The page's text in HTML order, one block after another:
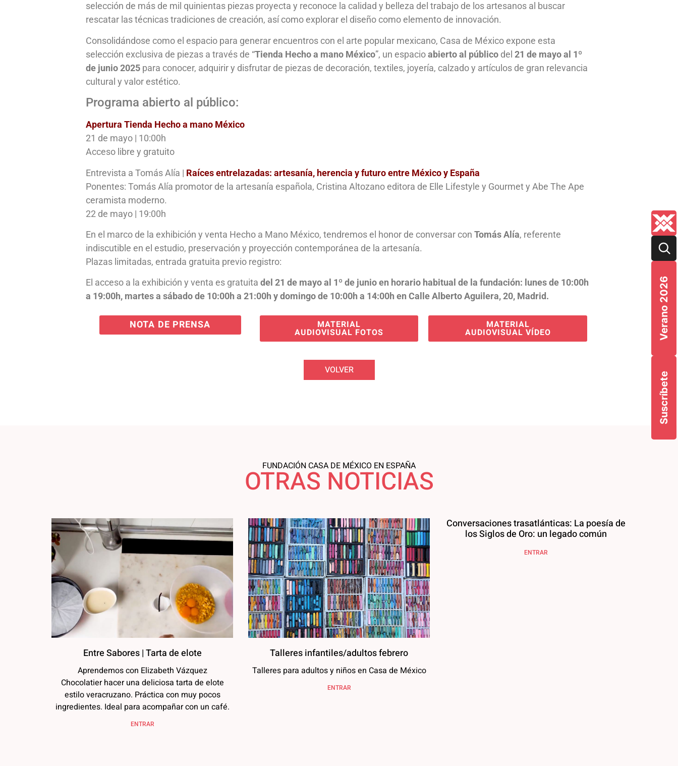
Suscríbete
Verano 2026
selección de más de mil quinientas piezas proyecta y reconoce la calidad y belleza del trabajo de los artesanos al buscar
rescatar las técnicas tradiciones de creación, así como explorar el diseño como elemento de innovación.
Consolidándose como el espacio para generar encuentros con el arte popular mexicano, Casa de México expone esta
selección exclusiva de piezas a través de “Tienda Hecho a mano México”, un espacioabierto al público del 21 de mayo al 1º
de junio 2025 para conocer, adquirir y disfrutar de piezas de decoración, textiles, joyería, calzado y artículos de gran relevancia
cultural y valor estético.
Programa abierto al público:
Apertura Tienda Hecho a mano México
21 de mayo | 10:00h
Acceso libre y gratuito
Entrevista a Tomás Alía | Raíces entrelazadas: artesanía, herencia y futuro entre México y España
Ponentes: Tomás Alía promotor de la artesanía española, Cristina Altozano editora de Elle Lifestyle y Gourmet y Abe The Ape
ceramista moderno.
22 de mayo | 19:00h
En el marco de la exhibición y venta Hecho a Mano México, tendremos el honor de conversar con Tomás Alía, referente
indiscutible en el estudio, preservación y proyección contemporánea de la artesanía.
Plazas limitadas, entrada gratuita previo registro:
El acceso a la exhibición y venta es gratuita del 21 de mayo al 1º de junio en horario habitual de la fundación: lunes de 10:00h
a 19:00h, martes a sábado de 10:00h a 21:00h y domingo de 10:00h a 14:00h en Calle Alberto Aguilera, 20, Madrid.
NOTA DE PRENSA MATERIAL
AUDIOVISUAL FOTOS
MATERIAL
AUDIOVISUAL VÍDEO
VOLVER
FUNDACIÓN CASA DE MÉXICO EN ESPAÑA
OTRAS NOTICIAS
Entre Sabores | Tarta de elote
Aprendemos con Elizabeth Vázquez
Chocolatier hacer una deliciosa tarta de elote
estilo veracruzano. Práctica con muy pocos
ingredientes. Ideal para acompañar con un café.
ENTRAR
Talleres infantiles/adultos febrero
Talleres para adultos y niños en Casa de México
ENTRAR
Conversaciones trasatlánticas: La poesía de
los Siglos de Oro: un legado común
ENTRAR